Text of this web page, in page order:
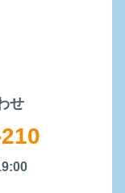
せ